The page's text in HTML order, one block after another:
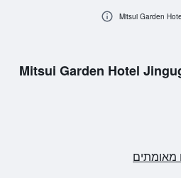
Mitsui Garden Hotel